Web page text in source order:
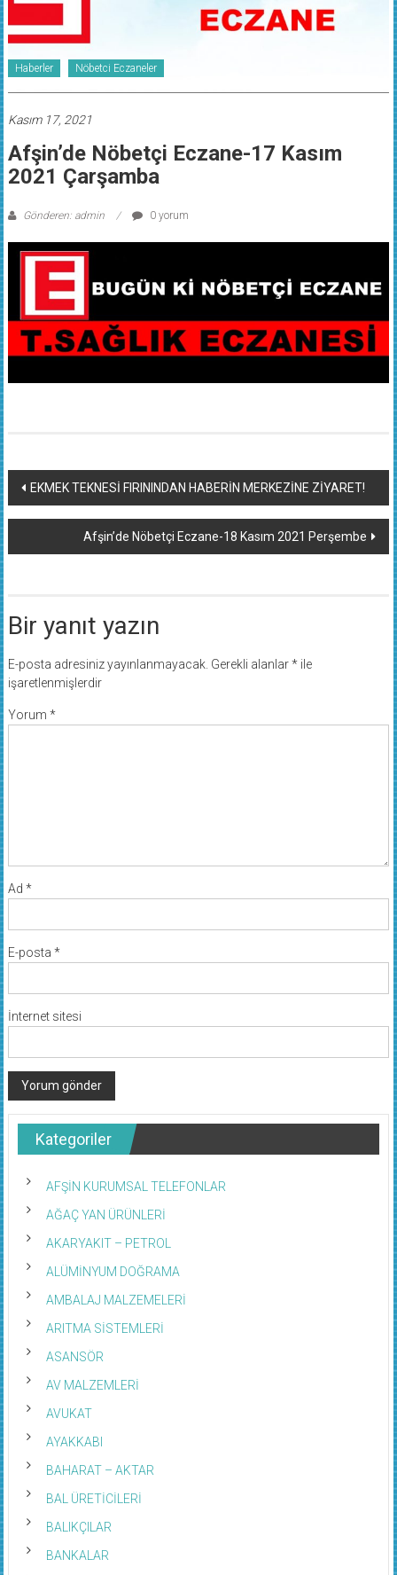
Haberler Nöbetci Eczaneler
Kasım 17, 2021
Afşin’de Nöbetçi Eczane-17 Kasım
2021 Çarşamba
Gönderen: admin 0 yorum
Yazı
dolaşımı
EKMEK TEKNESİ FIRININDAN HABERİN MERKEZİNE ZİYARET!
Afşin’de Nöbetçi Eczane-18 Kasım 2021 Perşembe
Bir yanıt yazın
E-posta adresiniz yayınlanmayacak. Gerekli alanlar*ile
işaretlenmişlerdir
Yorum *
Ad *
E-posta *
İnternet sitesi
Kategoriler
AFŞİN KURUMSAL TELEFONLAR
AĞAÇ YAN ÜRÜNLERİ
AKARYAKIT – PETROL
ALÜMİNYUM DOĞRAMA
AMBALAJ MALZEMELERİ
ARITMA SİSTEMLERİ
ASANSÖR
AV MALZEMLERİ
AVUKAT
AYAKKABI
BAHARAT – AKTAR
BAL ÜRETİCİLERİ
BALIKÇILAR
BANKALAR